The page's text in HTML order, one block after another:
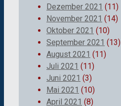
Dezember 2021 (11)
November 2021 (14)
Oktober 2021 (10)
September 2021 (13)
August 2021 (11)
Juli 2021 (11)
Juni 2021 (3)
Mai 2021 (10)
April 2021 (8)